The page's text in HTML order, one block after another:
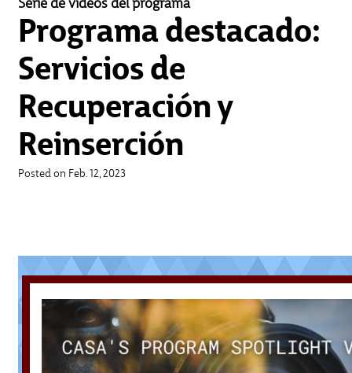
Serie de vídeos del programa
Programa destacado:
Servicios de
Recuperación y
Reinserción
Posted on Feb. 12, 2023